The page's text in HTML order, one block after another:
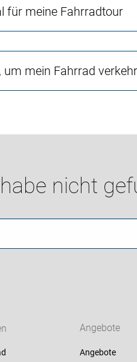
für meine Fahrradtour
mein Fahrrad
nicht
Angebote
Angebote